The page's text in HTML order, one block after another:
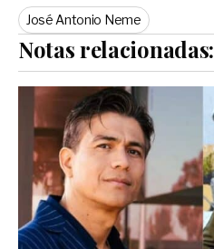
José Antonio Neme
Notas relacionadas: